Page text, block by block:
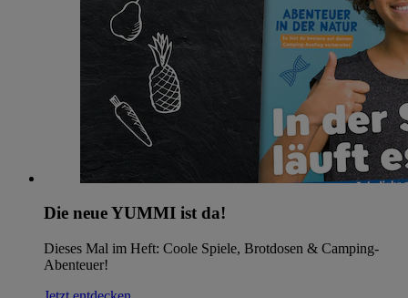
Die neue YUMMI ist da!
Dieses Mal im Heft: Coole Spiele, Brotdosen & Camping-
Abenteuer!